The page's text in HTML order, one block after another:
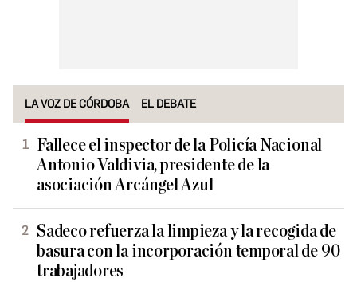
LA VOZ DE CÓRDOBA EL DEBATE
Fallece el inspector de la Policía Nacional
Antonio Valdivia, presidente de la
asociación Arcángel Azul
Sadeco refuerza la limpieza y la recogida de
basura con la incorporación temporal de 90
trabajadores